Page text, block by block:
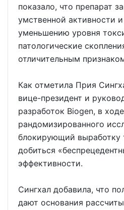
показало, что препарат
умственной активности
уменьшению уровня
патологические
отличительным
Как отметила Прия
вице-президент и
разработок Biogen, в ходе
рандомизированного
блокирующий выработку
добиться
эффективности.
Сингхал добавила, что
дают основания